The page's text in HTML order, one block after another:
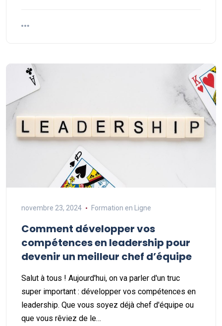
novembre 23, 2024 Formation en Ligne
Comment développer vos
compétences en leadership pour
devenir un meilleur chef d’équipe
Salut à tous ! Aujourd'hui, on va parler d'un truc
super important : développer vos compétences en
leadership. Que vous soyez déjà chef d'équipe ou
que vous rêviez de le…